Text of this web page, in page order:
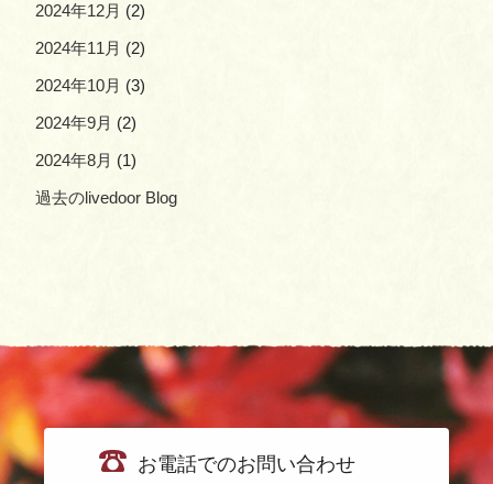
2024年12月 (2)
2024年11月 (2)
2024年10月 (3)
2024年9月 (2)
2024年8月 (1)
過去のlivedoor Blog
お電話でのお問い合わせ